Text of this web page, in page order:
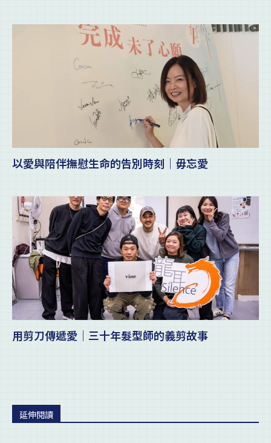
以愛與陪伴撫慰生命的告別時刻｜毋忘愛
用剪刀傳遞愛｜三十年髮型師的義剪故事
延伸閱讀